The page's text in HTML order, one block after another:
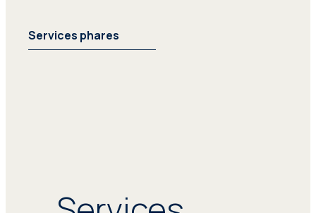
Services phares